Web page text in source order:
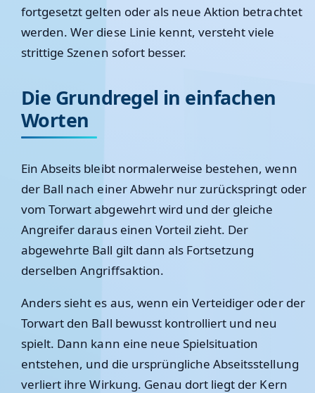
fortgesetzt gelten oder als neue Aktion betrachtet
werden. Wer diese Linie kennt, versteht viele
strittige Szenen sofort besser.
Die Grundregel in einfachen
Worten
Ein Abseits bleibt normalerweise bestehen, wenn
der Ball nach einer Abwehr nur zurückspringt oder
vom Torwart abgewehrt wird und der gleiche
Angreifer daraus einen Vorteil zieht. Der
abgewehrte Ball gilt dann als Fortsetzung
derselben Angriffsaktion.
Anders sieht es aus, wenn ein Verteidiger oder der
Torwart den Ball bewusst kontrolliert und neu
spielt. Dann kann eine neue Spielsituation
entstehen, und die ursprüngliche Abseitsstellung
verliert ihre Wirkung. Genau dort liegt der Kern